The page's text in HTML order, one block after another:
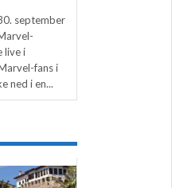
september
live i
fans i
ned i en...